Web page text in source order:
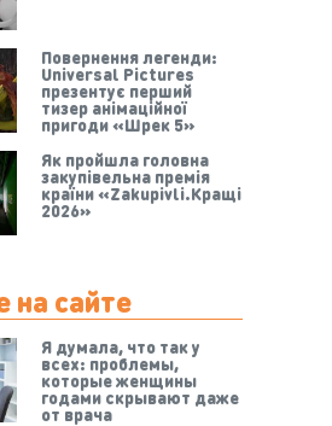
Повернення легенди:
Universal Pictures
презентує перший
тизер анімаційної
пригоди «Шрек 5»
Як пройшла головна
закупівельна премія
країни «Zakupivli.Кращі
2026»
на сайте
Я думала, что так у
всех: проблемы,
которые женщины
годами скрывают даже
от врача